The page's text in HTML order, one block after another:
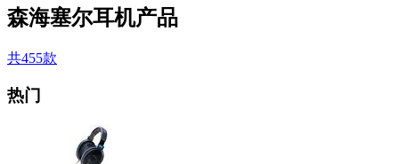
森海塞尔耳机产品
共455款
热门